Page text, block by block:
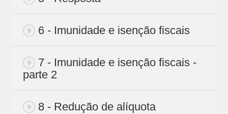
6 - Imunidade e isenção fiscais
7 - Imunidade e isenção fiscais -
parte 2
8 - Redução de alíquota